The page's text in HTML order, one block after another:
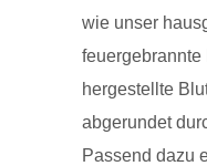
wie unser
hergestellte
abgerundet
Passend dazu